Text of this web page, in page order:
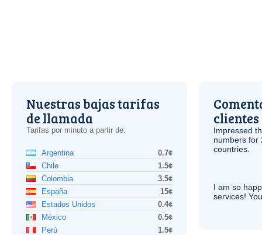
Nuestras bajas tarifas
de llamada
Tarifas por minuto a partir de:
Argentina
0.7¢
Chile
1.5¢
Colombia
3.5¢
España
15¢
Estados Unidos
0.4¢
México
0.5¢
Perú
1.5¢
clientes
Impressed
numbers for
countries.
I am so
services!